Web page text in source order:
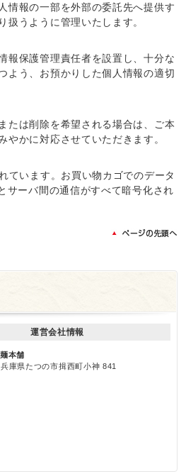
情報の一部を外部の委託先へ提供す
うように管理いたします。
報保護管理責任者を設置し、十分な
よう、お預かりした個人情報の適切
たは削除を希望される場合は、ご本
やかに対応させていただきます。
ています。お買い物カゴでのデータ
サーバ間の通信がすべて暗号化され
運営会社情報
本舗
庫県たつの市揖西町小神 841